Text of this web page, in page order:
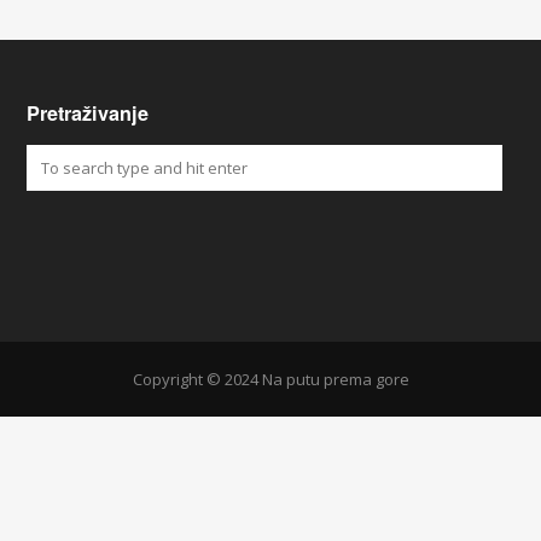
Pretraživanje
Copyright © 2024 Na putu prema gore